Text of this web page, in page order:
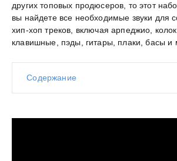
других топовых продюсеров, то этот
вы найдете все необходимые звуки для
хип-хоп треков, включая арпеджио,
клавишные, пэды, гитары, плаки, басы и
Содержание